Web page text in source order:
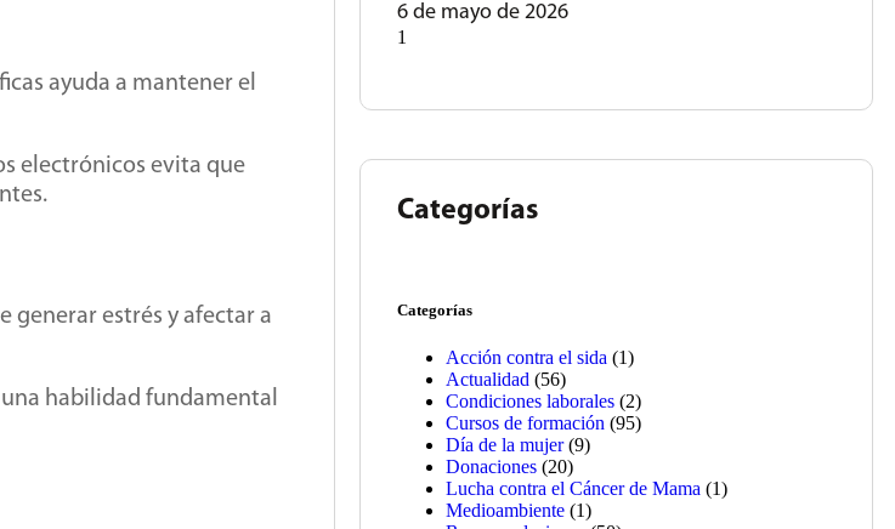
ayuda a mantener el
electrónicos evita que
generar estrés y afectar a
habilidad fundamental
6 de mayo de 2026
Categorías
Categorías
Acción contra el sida (1)
Actualidad (56)
Condiciones laborales (2)
Cursos de formación (95)
Día de la mujer(9)
Donaciones (20)
Lucha contra el Cáncer de Mama (1)
Medioambiente (1)